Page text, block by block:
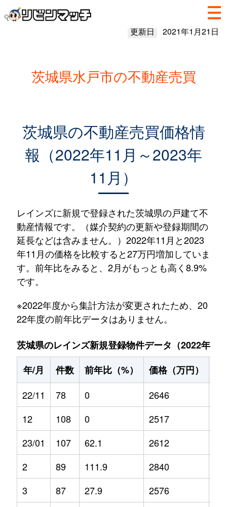
更新日 2021年1月21日
茨城県水戸市の不動産売買
茨城県の不動産売買価格情
報（2022年11月～2023年
11月）
レインズに新規で登録された茨城県の戸建て不
動産情報です。（媒介契約の更新や登録期間の
延長などは含みません。）2022年11月と2023
年11月の価格を比較すると27万円増加していま
す。前年比をみると、2月がもっとも高く8.9%
です。
※2022年度から集計方法が変更されたため、20
22年度の前年比データはありません。
茨城県のレインズ新規登録物件データ（2022年11
年/月
件数 前年比（%） 価格（万円）
22/11
78 0 2646
12
108 0 2517
23/01
107 62.1 2612
2
89 111.9 2840
3
87 27.9 2576